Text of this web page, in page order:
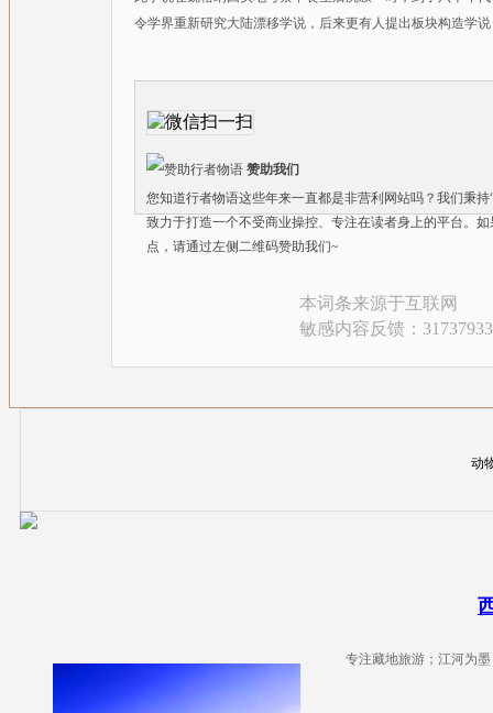
令学界重新研究大陆漂移学说，后来更有人提出板块构造学
赞助我们
您知道行者物语这些年来一直都是非营利网站吗？我们秉持
致力于打造一个不受商业操控、专注在读者身上的平台。
点，请通过左侧二维码赞助我们~
本词条来源于互联网
敏感内容反馈：
动
专注藏地旅游；江河为